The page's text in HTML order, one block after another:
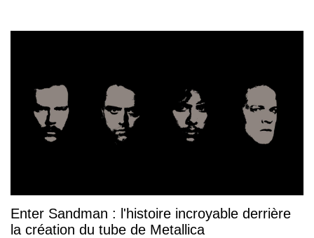
Enter Sandman : l'histoire incroyable derrière
la création du tube de Metallica